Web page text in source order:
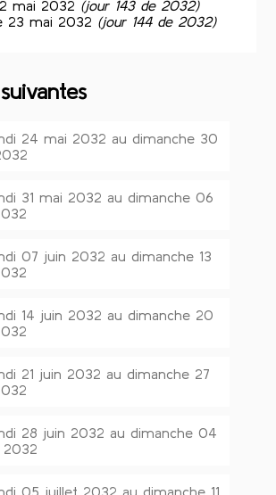
mai 2032 (jour 143 de 2032)
23 mai 2032 (jour 144 de 2032)
24 mai 2032 au dimanche 30
31 mai 2032 au dimanche 06
07 juin 2032 au dimanche 13
14 juin 2032 au dimanche 20
21 juin 2032 au dimanche 27
28 juin 2032 au dimanche 04
2032
05 juillet 2032 au dimanche 11